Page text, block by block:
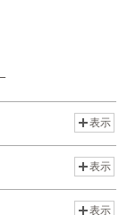
表示
表示
表示